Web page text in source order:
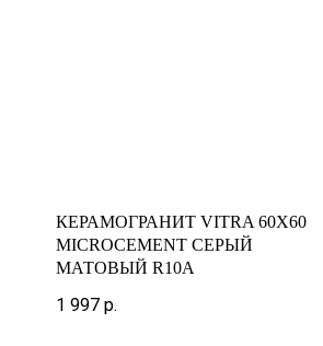
КЕРАМОГРАНИТ VITRA 60X60
MICROCEMENT СЕРЫЙ
МАТОВЫЙ R10A
1 997 р.